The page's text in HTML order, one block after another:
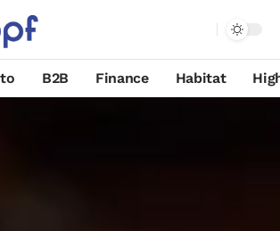
B2B Finance Habitat